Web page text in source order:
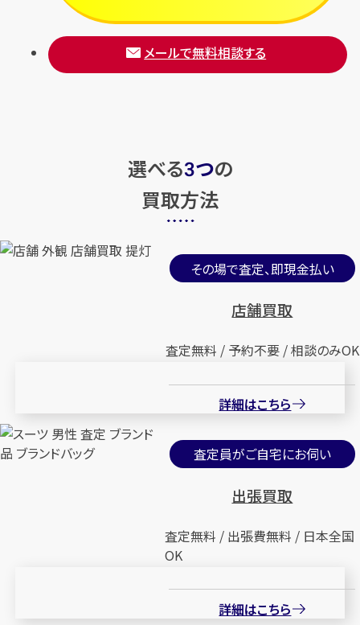
メールで無料相談する
選べる3つの
買取方法
その場で査定、即現金払い
店舗買取
査定無料 / 予約不要 / 相談のみOK
詳細はこちら
査定員がご自宅にお伺い
出張買取
査定無料 / 出張費無料 / 日本全国
OK
詳細はこちら